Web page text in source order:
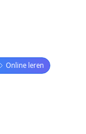
Online leren